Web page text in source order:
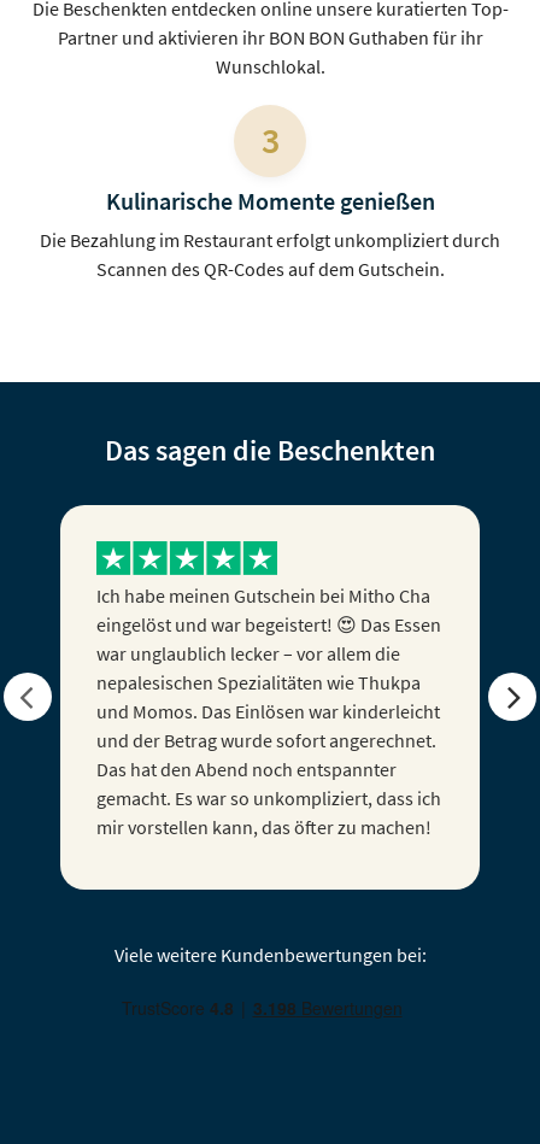
Die Beschenkten entdecken online unsere kuratierten Top-
Partner und aktivieren ihr BON BON Guthaben für ihr
Wunschlokal.
3
Kulinarische Momente genießen
Die Bezahlung im Restaurant erfolgt unkompliziert durch
Scannen des QR-Codes auf dem Gutschein.
Das sagen die Beschenkten
Ich habe meinen Gutschein als Geschenk
zum Firmenjubiläum bekommen und war
ihn nun gestern einlösen, alles hat prima
und ohne Probleme geklappt! Ich kann es
nur weiterempfehlen! :D
Viele weitere Kundenbewertungen bei: